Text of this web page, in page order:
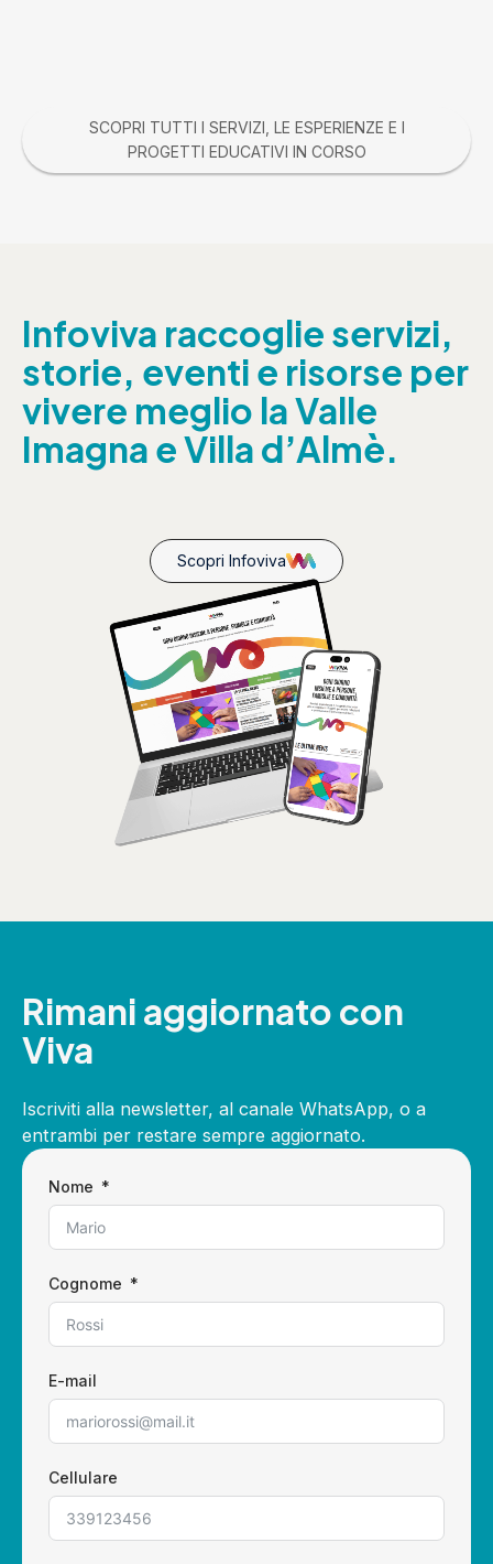
SCOPRI TUTTI I SERVIZI, LE ESPERIENZE E I
PROGETTI EDUCATIVI IN CORSO
Infoviva raccoglie servizi,
storie, eventi e risorse per
vivere meglio la Valle
Imagna e Villa d’Almè.
Scopri Infoviva
Rimani aggiornato con
Viva
Iscriviti alla newsletter, al canale WhatsApp, o a
entrambi per restare sempre aggiornato.
Nome
Cognome
E-mail
Cellulare